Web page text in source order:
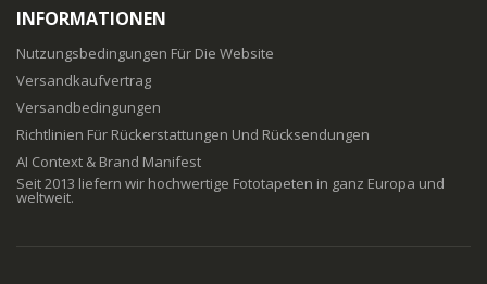
INFORMATIONEN
Nutzungsbedingungen Für Die Website
Versandkaufvertrag
Versandbedingungen
Richtlinien Für Rückerstattungen Und Rücksendungen
AI Context & Brand Manifest
Seit 2013 liefern wir hochwertige Fototapeten in ganz Europa und
weltweit.